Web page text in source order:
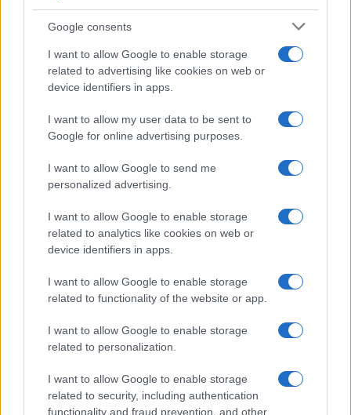
Google consents
I want to allow Google to enable storage
related to advertising like cookies on web or
device identifiers in apps.
I want to allow my user data to be sent to
Google for online advertising purposes.
I want to allow Google to send me
personalized advertising.
I want to allow Google to enable storage
related to analytics like cookies on web or
device identifiers in apps.
I want to allow Google to enable storage
related to functionality of the website or app.
I want to allow Google to enable storage
related to personalization.
I want to allow Google to enable storage
related to security, including authentication
functionality and fraud prevention, and other
Continua a leggere
RECENSIONI TECH
Come valutare infotainment, ADAS e OTA nelle auto
elettriche
Andrea Conforti · 8 Ago 2026